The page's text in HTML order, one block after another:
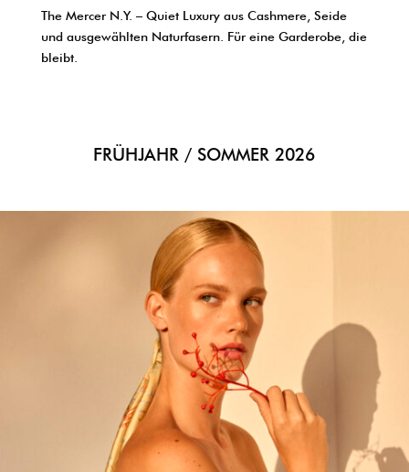
The Mercer N.Y. – Quiet Luxury aus Cashmere, Seide
und ausgewählten Naturfasern. Für eine Garderobe, die
bleibt.
FRÜHJAHR / SOMMER 2026